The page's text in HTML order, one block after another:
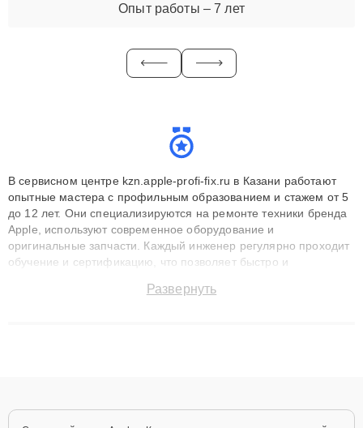
Опыт работы – 7 лет
В сервисном центре kzn.apple-profi-fix.ru в Казани работают
опытные мастера с профильным образованием и стажем от 5
до 12 лет. Они специализируются на ремонте техники бренда
Apple, используют современное оборудование и
оригинальные запчасти. Каждый инженер регулярно проходит
обучение и сертификацию, что позволяет быстро и
сохранением гарантии до 3 лет. Наши мастера решают
Развернуть